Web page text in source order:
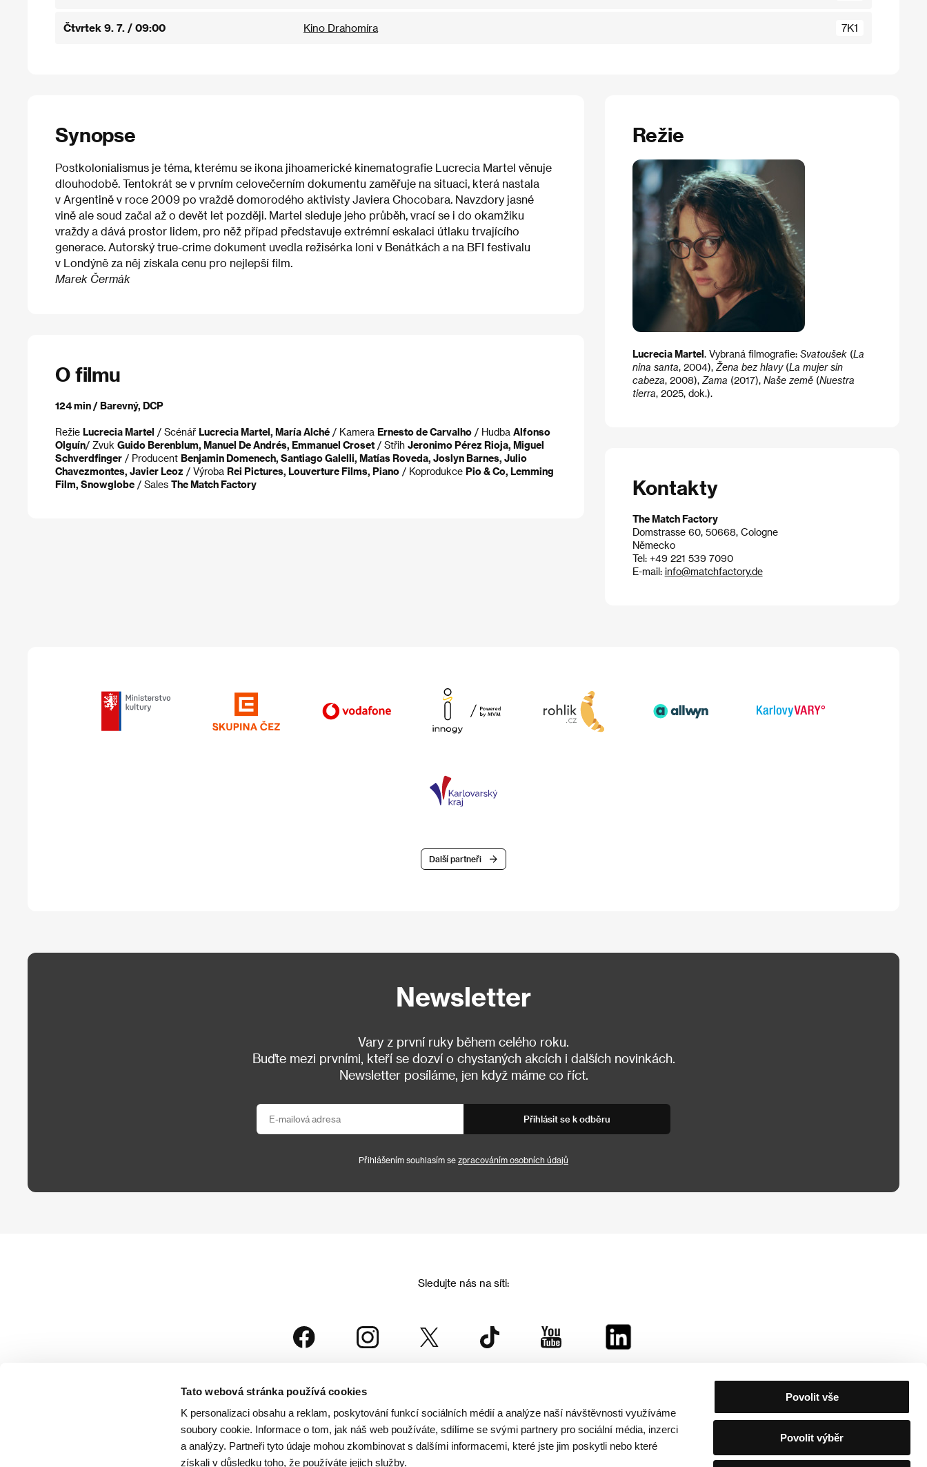
Tato webová stránka používá cookies
K personalizaci obsahu a reklam, poskytování funkcí sociálních médií a analýze naší návštěvnosti využíváme
soubory cookie. Informace o tom, jak náš web používáte, sdílíme se svými partnery pro sociální média, inzerci
a analýzy. Partneři tyto údaje mohou zkombinovat s dalšími informacemi, které jste jim poskytli nebo které
získali v důsledku toho, že používáte jejich služby.
Povolit vše
Povolit výběr
Čtvrtek 9. 7. / 09:00 Kino Drahomíra 7K1
Synopse
Postkolonialismus je téma, kterému se ikona jihoamerické kinematografie Lucrecia Martel věnuje
dlouhodobě. Tentokrát se v prvním celovečerním dokumentu zaměřuje na situaci, která nastala
v Argentině v roce 2009 po vraždě domorodého aktivisty Javiera Chocobara. Navzdory jasné
vině ale soud začal až o devět let později. Martel sleduje jeho průběh, vrací se i do okamžiku
vraždy a dává prostor lidem, pro něž případ představuje extrémní eskalaci útlaku trvajícího
generace. Autorský true-crime dokument uvedla režisérka loni v Benátkách a na BFI festivalu
v Londýně za něj získala cenu pro nejlepší film.
Marek Čermák
O filmu
124 min / Barevný, DCP
Režie Lucrecia Martel / Scénář Lucrecia Martel, María Alché / Kamera Ernesto de Carvalho / Hudba Alfonso
Olguín​/ Zvuk Guido Berenblum, Manuel De Andrés, Emmanuel Croset / Střih Jeronimo Pérez Rioja, Miguel
Schverdfinger / Producent Benjamin Domenech, Santiago Galelli, Matías Roveda, Joslyn Barnes, Julio
Chavezmontes, Javier Leoz / Výroba Rei Pictures, Louverture Films, Piano / Koprodukce Pio & Co, Lemming
Film, Snowglobe / Sales The Match Factory
Režie
Lucrecia Martel. Vybraná filmografie: Svatoušek(La
nina santa, 2004), Žena bez hlavy(La mujer sin
cabeza, 2008), Zama (2017), Naše země (Nuestra
tierra, 2025, dok.).
Kontakty
The Match Factory
Domstrasse 60, 50668, Cologne
Německo
Tel: +49 221 539 7090
E-mail: info@matchfactory.de
Další partneři
Newsletter
Vary z první ruky během celého roku.
Buďte mezi prvními, kteří se dozví o chystaných akcích i dalších novinkách.
Newsletter posíláme, jen když máme co říct.
Přihlásit se k odběru
Přihlášením souhlasím se zpracováním osobních údajů
Sledujte nás na síti:
je součástí rodiny KVIFF Group, která zastřešuje i další projekty: